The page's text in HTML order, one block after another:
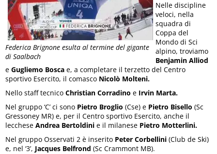
Federica Brignone esulta al termine del gigante
di Saalbach
Nelle discipline
veloci, nella
squadra di
Coppa del
Mondo di Sci
alpino, troviamo
Benjamin Alliod
eGugliemo Bosca e, a completare il terzetto del Centro
sportivo Esercito, il comasco Nicolò Molteni.
Nello staff tecnicoChristian Corradino e Irvin Marta.
Nel gruppo ‘C’ ci sono Pietro Broglio (Cse) e Pietro Bisello (Sc
Gressoney MR) e, per il Centro sportivo Esercito, anche il
lecchese Andrea Bertoldini e il milanese Pietro Motterlini.
Nel gruppo Osservati 2 è inserito Peter Corbellini (Club de Ski)
e, nel ‘3’, Jacques Belfrond (Sc Crammont MB).